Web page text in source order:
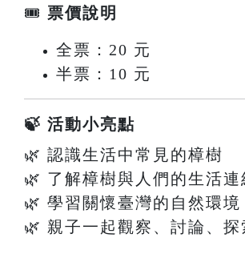
🎟 票價說明
全票：20 元
半票：10 元
🍃 活動小亮點
🌿 認識生活中常見的樟樹
🌿 了解樟樹與人們的生活連
🌿 學習關懷臺灣的自然環境
🌿 親子一起觀察、討論、探